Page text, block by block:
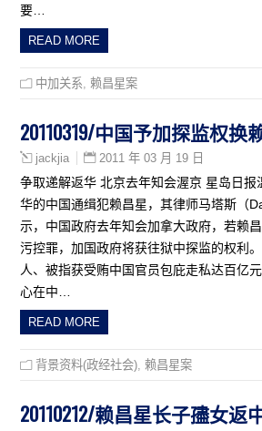
要…
READ MORE
中加关系 ,赖昌星案
20110319/中国予加探监权换
jackjia 2011 年 03 月 19 日
争取递解返华 北京去年知会渥京 星岛日报
华的中国通缉犯赖昌星，其律师马塔斯（
示，中国政府去年知会加拿大政府，若赖
污控罪，加国政府将获往狱中探监的权利
人、被指获受贿中国官员包庇走私达百亿
心在中…
READ MORE
背景资料(政经社会) ,赖昌星案
20110212/赖昌星长子孻女返